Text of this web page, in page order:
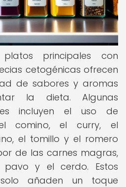
principales con
cetogénicas ofrecen
de sabores y aromas
la dieta. Algunas
incluyen el uso de
comino, el curry, el
el tomillo y el romero
de las carnes magras,
y el cerdo. Estos
añaden un toque